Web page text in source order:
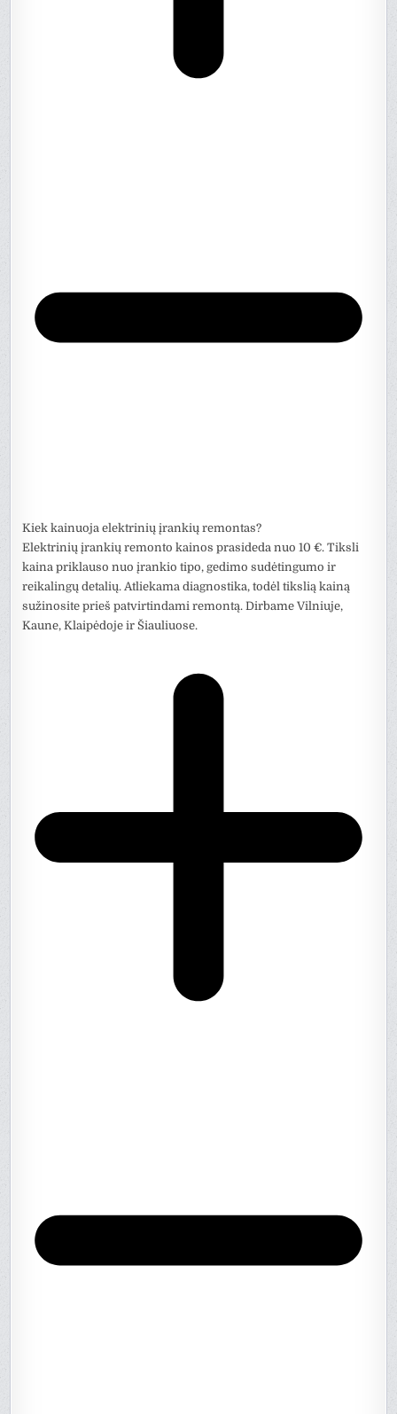
Kiek kainuoja elektrinių įrankių remontas?
Elektrinių įrankių remonto kainos prasideda nuo 10 €. Tiksli
kaina priklauso nuo įrankio tipo, gedimo sudėtingumo ir
reikalingų detalių. Atliekama diagnostika, todėl tikslią kainą
sužinosite prieš patvirtindami remontą. Dirbame Vilniuje,
Kaune, Klaipėdoje ir Šiauliuose.